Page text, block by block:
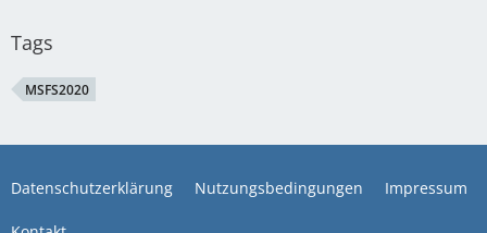
Tags
MSFS2020
Datenschutzerklärung Nutzungsbedingungen Impressum